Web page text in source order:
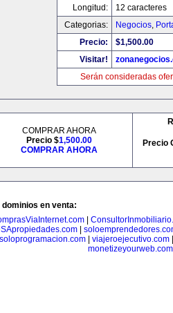
Longitud:
12 caracteres
Categorias:
Negocios,
Precio:
$1,500.00
Visitar!
Serán consideradas
COMPRAR AHORA
Precio $1,500.00
COMPRAR AHORA
Precio
dominios en venta:
soloprogramacion.com
viajeroejecutivo.com
monetizeyourweb.com